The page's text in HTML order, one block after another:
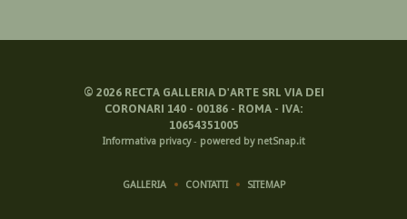
© 2026RECTA GALLERIA D'ARTE SRL VIA DEI
CORONARI 140 - 00186 - ROMA - IVA:
10654351005
Informativa privacy- powered by netSnap.it
GALLERIA CONTATTI SITEMAP